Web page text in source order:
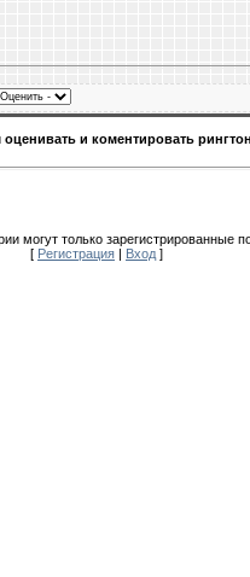
и коментировать
могут только зарегистрированные
[ Регистрация | Вход ]